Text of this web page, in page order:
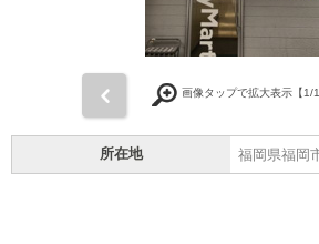
画像タップで拡大表示【1/1
所在地 福岡県福岡